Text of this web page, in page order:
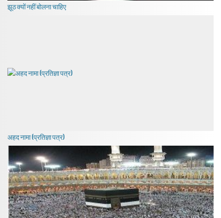
झूठ क्यों नहीं बोलना चाहिए
अहद नामा (प्रतिज्ञा पत्र)